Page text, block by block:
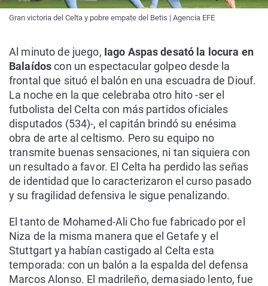
Gran victoria del Celta y pobre empate del Betis | Agencia EFE
Al minuto de juego, Iago Aspas desató la locura en
Balaídoscon un espectacular golpeo desde la
frontal que situó el balón en una escuadra de Diouf.
La noche en la que celebraba otro hito -ser el
futbolista del Celta con más partidos oficiales
disputados (534)-, el capitán brindó su enésima
obra de arte al celtismo. Pero su equipo no
transmite buenas sensaciones, ni tan siquiera con
un resultado a favor. El Celta ha perdido las señas
de identidad que lo caracterizaron el curso pasado
y su fragilidad defensiva le sigue penalizando.
El tanto de Mohamed-Ali Cho fue fabricado por el
Niza de la misma manera que el Getafe y el
Stuttgart ya habían castigado al Celta esta
temporada: con un balón a la espalda del defensa
Marcos Alonso. El madrileño, demasiado lento, fue